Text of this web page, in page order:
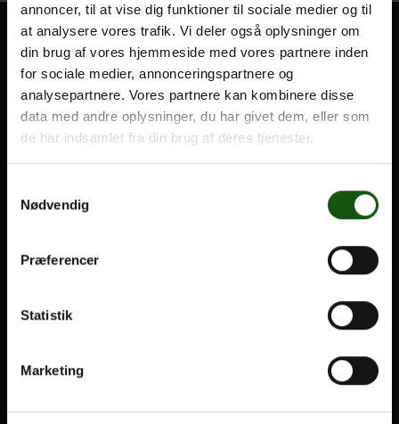
annoncer, til at vise dig funktioner til sociale medier og til
at analysere vores trafik. Vi deler også oplysninger om
din brug af vores hjemmeside med vores partnere inden
for sociale medier, annonceringspartnere og
analysepartnere. Vores partnere kan kombinere disse
data med andre oplysninger, du har givet dem, eller som
de har indsamlet fra din brug af deres tjenester.
Nødvendig
Præferencer
Statistik
Marketing
Vores uddannelser
Om E.G.
BLIV ELEV
Optagelse
STX
Alle fag og valgfag
OM E.G.
Nyheder